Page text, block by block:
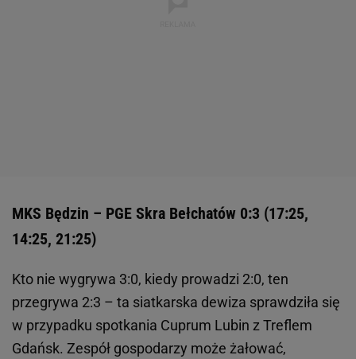
MKS Będzin – PGE Skra Bełchatów 0:3 (17:25,
14:25, 21:25)
Kto nie wygrywa 3:0, kiedy prowadzi 2:0, ten
przegrywa 2:3 – ta siatkarska dewiza sprawdziła się
w przypadku spotkania Cuprum Lubin z Treflem
Gdańsk. Zespół gospodarzy może żałować,